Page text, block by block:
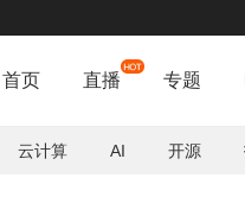
首页 直播 专题
云计算 AI 开源